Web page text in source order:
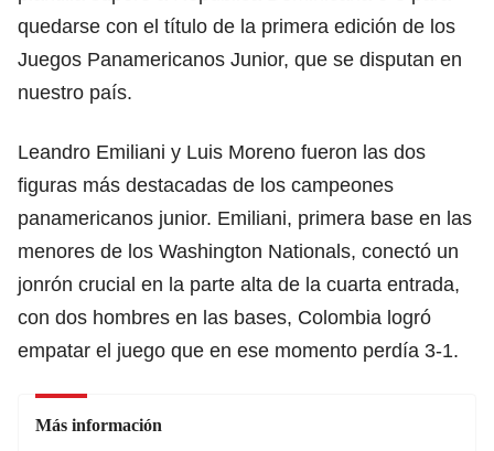
quedarse con el título de la primera edición de los
Juegos Panamericanos Junior, que se disputan en
nuestro país.
Leandro Emiliani y Luis Moreno fueron las dos
figuras más destacadas de los campeones
panamericanos junior. Emiliani, primera base en las
menores de los Washington Nationals, conectó un
jonrón crucial en la parte alta de la cuarta entrada,
con dos hombres en las bases, Colombia logró
empatar el juego que en ese momento perdía 3-1.
Más información